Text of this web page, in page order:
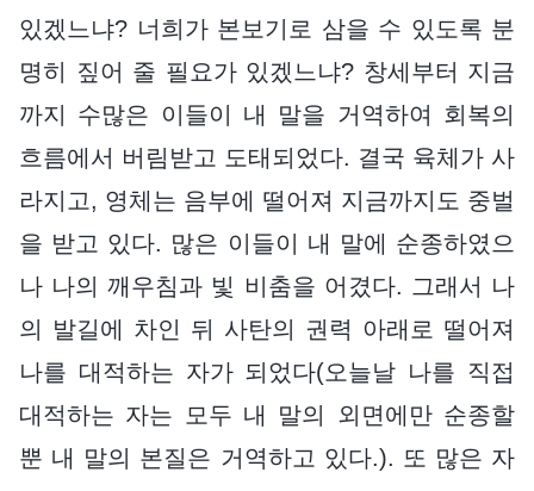
있겠느냐? 너희가 본보기로 삼을 수 있도록 분
명히 짚어 줄 필요가 있겠느냐? 창세부터 지금
까지 수많은 이들이 내 말을 거역하여 회복의
흐름에서 버림받고 도태되었다. 결국 육체가 사
라지고, 영체는 음부에 떨어져 지금까지도 중벌
을 받고 있다. 많은 이들이 내 말에 순종하였으
나 나의 깨우침과 빛 비춤을 어겼다. 그래서 나
의 발길에 차인 뒤 사탄의 권력 아래로 떨어져
나를 대적하는 자가 되었다(오늘날 나를 직접
대적하는 자는 모두 내 말의 외면에만 순종할
뿐 내 말의 본질은 거역하고 있다.). 또 많은 자